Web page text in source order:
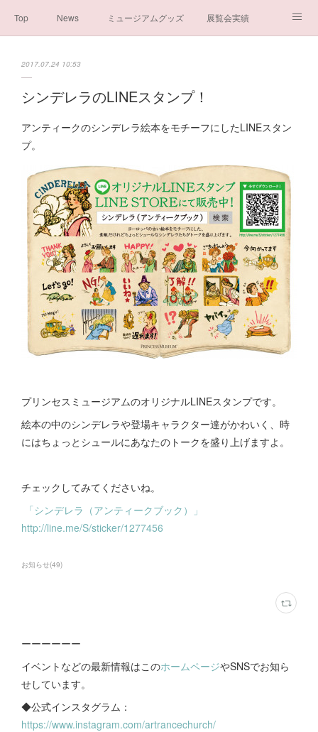
Top News ミュージアムグッズ 展覧会実績
お問い合わせ 一般社団法人シンデレラ芸術文化振興会
2017.07.24 10:53
シンデレラのLINEスタンプ！
アンティークのシンデレラ絵本をモチーフにしたLINEスタン
プ。
プリンセスミュージアムのオリジナルLINEスタンプです。
絵本の中のシンデレラや登場キャラクター達がかわいく、時
にはちょっとシュールにあなたのトークを盛り上げますよ。
チェックしてみてくださいね。
「シンデレラ（アンティークブック）」
http://line.me/S/sticker/1277456
お知らせ(49)
ーーーーーー
イベントなどの最新情報はこのホームページやSNSでお知ら
せしています。
◆公式インスタグラム：
https://www.instagram.com/artrancechurch/